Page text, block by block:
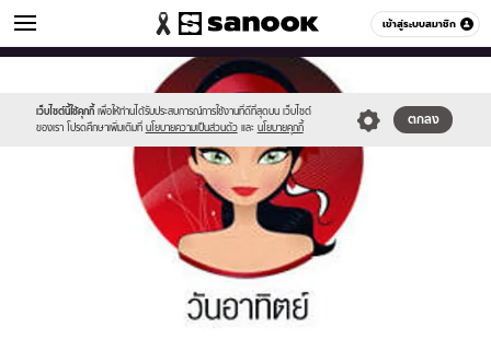
เข้าสู่ระบบสมาชิก
ดูดวง หมวดอื่นๆ
เว็บไซต์นี้ใช้คุกกี้ เพื่อให้ท่านได้รับประสบการณ์การใช้งานที่ดีที่สุดบน เว็บไซต์
ของเรา โปรดศึกษาเพิ่มเติมที่ นโยบายความเป็นส่วนตัว และ นโยบายคุกกี้
ตกลง
//s.isanook.com/sr/0/images/logo-
sanook.png
//s.isanook.com/ho/0/ud/3/19965/170-